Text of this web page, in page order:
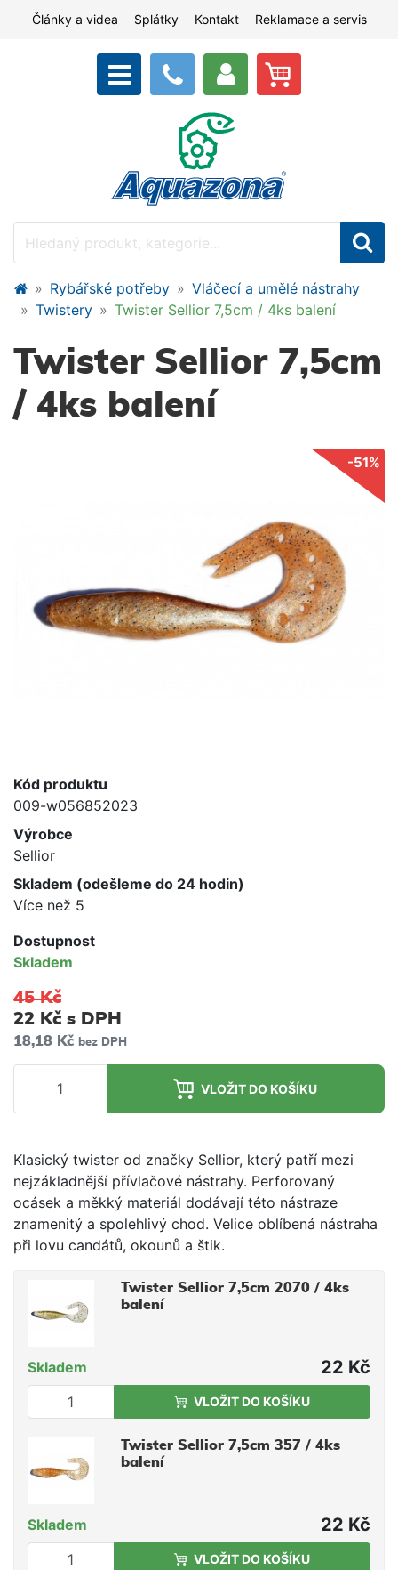
Články a videa Splátky Kontakt Reklamace a servis
Rybářské potřeby
Vláčecí a umělé nástrahy
Twistery
Twister Sellior 7,5cm / 4ks balení
Twister Sellior 7,5cm
/ 4ks balení
-51%
Kód produktu
009-w056852023
Výrobce
Sellior
Skladem (odešleme do 24 hodin)
Více než 5
Dostupnost
Skladem
45 Kč
22 Kč s DPH
18,18 Kč bez DPH
VLOŽIT DO KOŠÍKU
Klasický twister od značky Sellior, který patří mezi
nejzákladnější přívlačové nástrahy. Perforovaný
ocásek a měkký materiál dodávají této nástraze
znamenitý a spolehlivý chod. Velice oblíbená nástraha
při lovu candátů, okounů a štik.
Twister Sellior 7,5cm 2070 / 4ks
balení
Skladem 22 Kč
VLOŽIT DO KOŠÍKU
Twister Sellior 7,5cm 357 / 4ks
balení
Skladem 22 Kč
VLOŽIT DO KOŠÍKU